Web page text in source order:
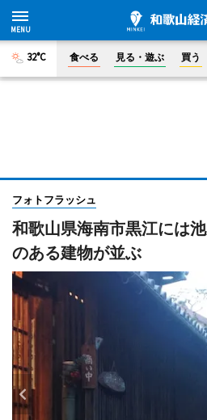
32°C 食べる 見る・遊ぶ 買う
フォトフラッシュ
和歌山県海南市黒江には
のある建物が並ぶ